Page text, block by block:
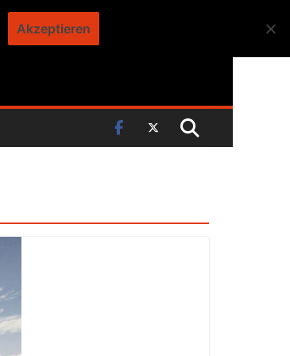
Akzeptieren